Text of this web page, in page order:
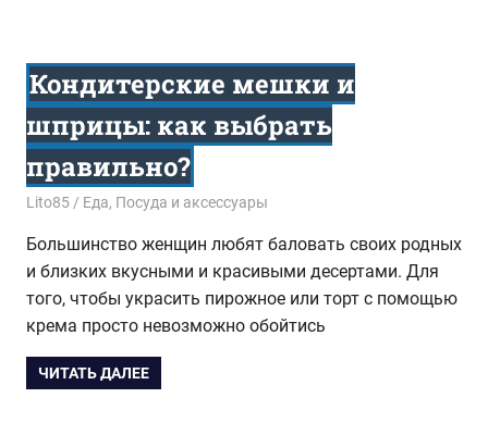
Кондитерские мешки и
шприцы: как выбрать
правильно?
20.03.2017
Lito85 Еда, Посуда и аксессуары
Большинство женщин любят баловать своих родных
и близких вкусными и красивыми десертами. Для
того, чтобы украсить пирожное или торт с помощью
крема просто невозможно обойтись
ЧИТАТЬ ДАЛЕЕ